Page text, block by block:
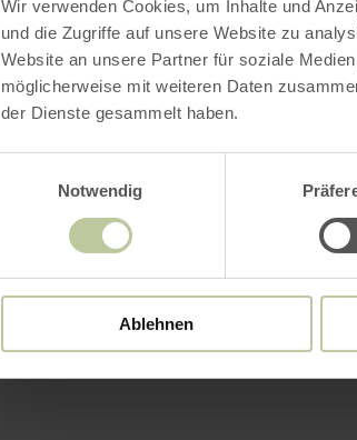
Wir verwenden Cookies, um Inhalte und
und die Zugriffe auf unsere Website zu
Website an unsere Partner für soziale
möglicherweise mit weiteren Daten
der Dienste gesammelt haben.
Notwendig
Ablehnen